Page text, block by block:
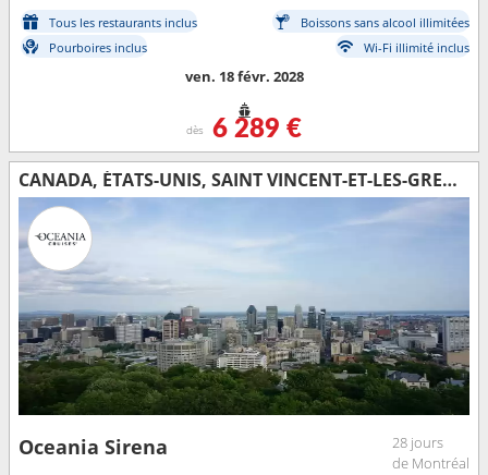
Tous les restaurants inclus
Boissons sans alcool illimitées
Pourboires inclus
Wi-Fi illimité inclus
ven. 18 févr. 2028
dès 6 289 €
CANADA, ÉTATS-UNIS, SAINT VINCENT-ET-LES-GRENADINES, ANTIGUA-ET-BARBUDA, GUADELOUPE, BONAIRE, ARUBA, JAMAÏQUE, CAÏMANS (ÎLES)
Oceania Sirena
28 jours
de Montréal